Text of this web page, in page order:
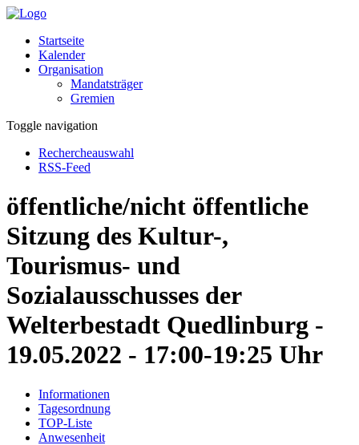
Startseite
Kalender
Organisation
Mandatsträger
Gremien
Toggle navigation
Rechercheauswahl
RSS-Feed
öffentliche/nicht öffentliche
Sitzung des Kultur-,
Tourismus- und
Sozialausschusses der
Welterbestadt Quedlinburg -
19.05.2022 - 17:00-19:25 Uhr
Informationen
Tagesordnung
TOP-Liste
Anwesenheit